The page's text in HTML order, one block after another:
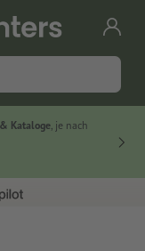
Kataloge, je nach